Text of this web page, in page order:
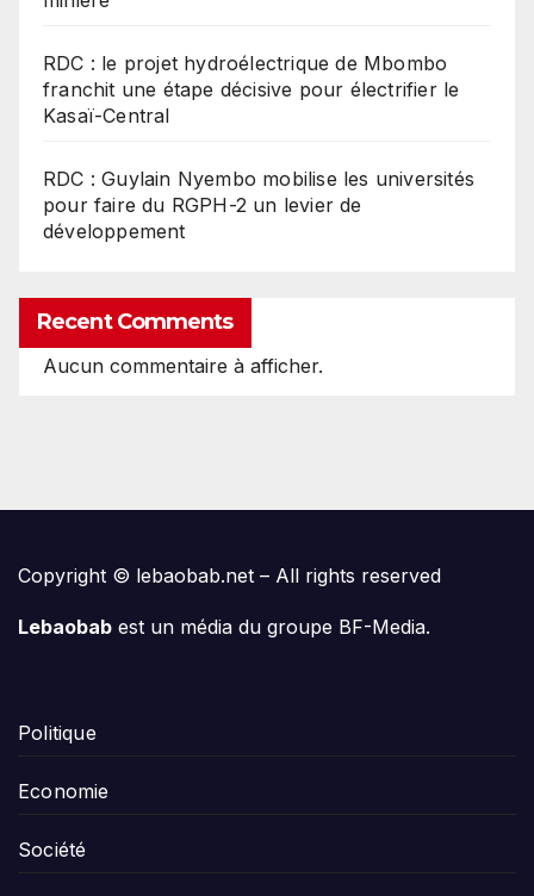
RDC : le projet hydroélectrique de Mbombo
franchit une étape décisive pour électrifier le
Kasaï-Central
RDC : Guylain Nyembo mobilise les universités
pour faire du RGPH-2 un levier de
développement
Recent Comments
Aucun commentaire à afficher.
Copyright © lebaobab.net – All rights reserved
Lebaobab est un média du groupe BF-Media.
Politique
Economie
Société